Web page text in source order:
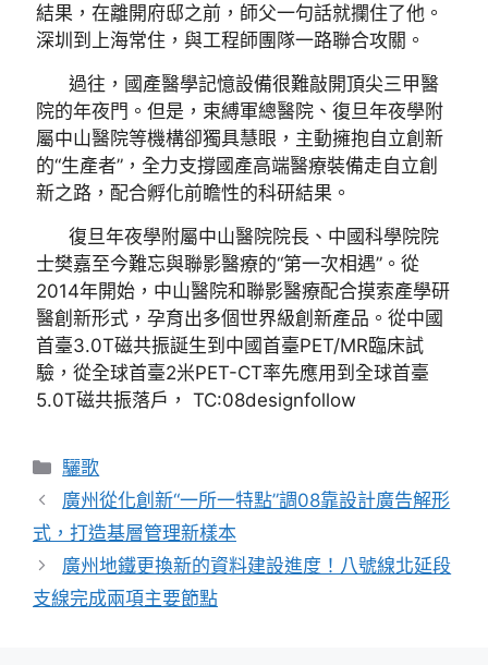
結果，在離開府邸之前，師父一句話就攔住了他。
深圳到上海常住，與工程師團隊一路聯合攻關。
過往，國產醫學記憶設備很難敲開頂尖三甲醫
院的年夜門。但是，束縛軍總醫院、復旦年夜學附
屬中山醫院等機構卻獨具慧眼，主動擁抱自立創新
的“生產者”，全力支撐國產高端醫療裝備走自立創
新之路，配合孵化前瞻性的科研結果。
復旦年夜學附屬中山醫院院長、中國科學院院
士樊嘉至今難忘與聯影醫療的“第一次相遇”。從
2014年開始，中山醫院和聯影醫療配合摸索產學研
醫創新形式，孕育出多個世界級創新產品。從中國
首臺3.0T磁共振誕生到中國首臺PET/MR臨床試
驗，從全球首臺2米PET-CT率先應用到全球首臺
5.0T磁共振落戶， TC:08designfollow
分
類
驪歌
廣州從化創新“一所一特點”調08靠設計廣告解形
式，打造基層管理新樣本
廣州地鐵更換新的資料建設進度！八號線北延段
支線完成兩項主要節點